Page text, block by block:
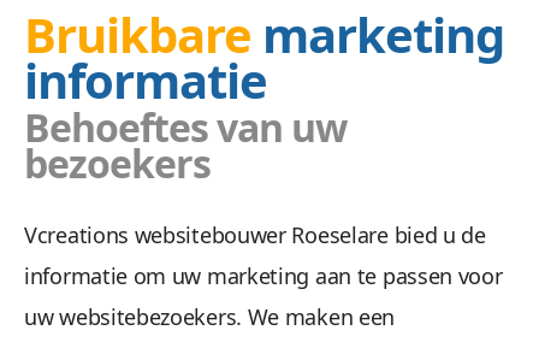
Bruikbare marketing
informatie
Behoeftes van uw
bezoekers
Vcreations websitebouwer Roeselare bied u de
informatie om uw marketing aan te passen voor
uw websitebezoekers. We maken een